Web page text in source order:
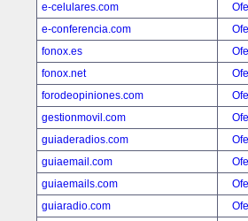
e-celulares.com
e-conferencia.com
fonox.es
fonox.net
forodeopiniones.com
gestionmovil.com
guiaderadios.com
guiaemail.com
guiaemails.com
guiaradio.com